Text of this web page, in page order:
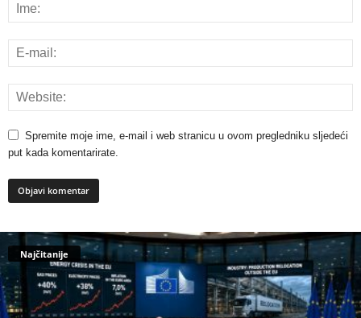
Spremite moje ime, e-mail i web stranicu u ovom pregledniku sljedeći
put kada komentarirate.
Najčitanije